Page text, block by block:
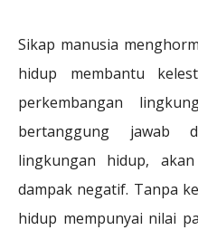
Sikap manusia
hidup membantu
perkembangan
bertanggung jawab
lingkungan hidup,
dampak negatif. Tanpa
hidup mempunyai nilai